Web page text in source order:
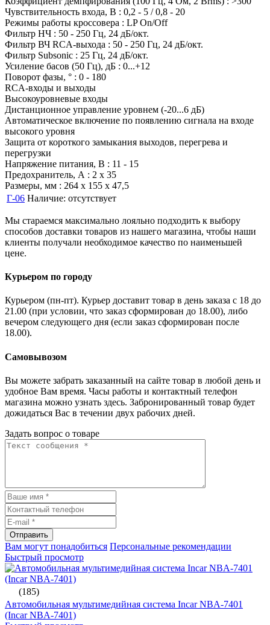
Чувствительность входа, В : 0,2 - 5 / 0,8 - 20
Режимы работы кроссовера : LP On/Off
Фильтр НЧ : 50 - 250 Гц, 24 дБ/окт.
Фильтр ВЧ RCA-выхода : 50 - 250 Гц, 24 дБ/окт.
Фильтр Subsonic : 25 Гц, 24 дБ/окт.
Усиление басов (50 Гц), дБ : 0...+12
Поворот фазы, ° : 0 - 180
RCA-входы и выходы
Высокоуровневые входы
Дистанционное управление уровнем (-20...6 дБ)
Автоматическое включение по появлению сигнала на входе
высокого уровня
Защита от короткого замыкания выходов, перегрева и
перегрузки
Напряжение питания, В : 11 - 15
Предохранитель, А : 2 x 35
Размеры, мм : 264 x 155 x 47,5
Г-06 Наличие: отсутствует
Мы стараемся максимально лояльно подходить к выбору
способов доставки товаров из нашего магазина, чтобы наши
клиенты получали необходимое качество по наименьшей
цене.
Курьером по городу
Курьером (пн-пт). Курьер доставит товар в день заказа с 18 до
21.00 (при условии, что заказ сформирован до 18.00), либо
вечером следующего дня (если заказ сформирован после
18.00).
Самовывозом
Вы можете забрать заказанный на сайте товар в любой день и
удобное Вам время. Часы работы и контактный телефон
магазина можно узнать здесь. Забронированный товар будет
дожидаться Вас в течении двух рабочих дней.
Задать вопрос о товаре
Отправить
Вам могут понадобиться Персональные рекомендации
Быстрый просмотр
(185)
Автомобильная мультимедийная система Incar NBA-7401
(Incar NBA-7401)